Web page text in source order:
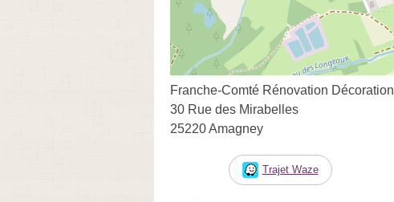
Franche-Comté Rénovation Décoration
30 Rue des Mirabelles
25220 Amagney
Trajet Waze